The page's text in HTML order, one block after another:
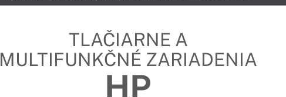
TLAČIARNE A
MULTIFUNKČNÉ ZARIADENIA
HP